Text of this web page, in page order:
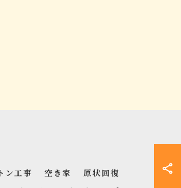
ン工事 空き家
原状回復